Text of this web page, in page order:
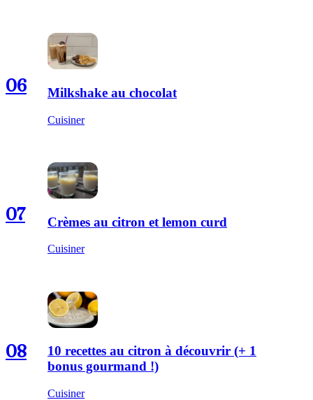
06 Milkshake au chocolat
Cuisiner
07 Crèmes au citron et lemon curd
Cuisiner
08
10 recettes au citron à découvrir (+ 1
bonus gourmand !)
Cuisiner